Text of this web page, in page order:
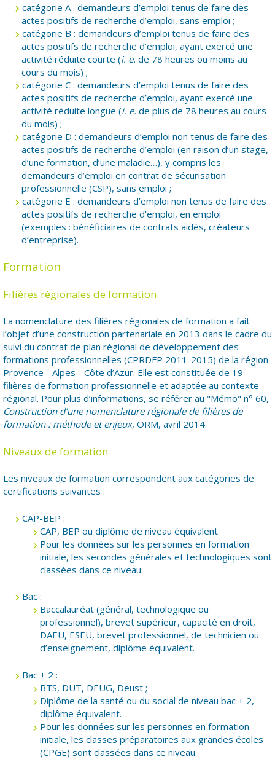
catégorie A : demandeurs d’emploi tenus de faire des
actes positifs de recherche d’emploi, sans emploi ;
catégorie B : demandeurs d’emploi tenus de faire des
actes positifs de recherche d’emploi, ayant exercé une
activité réduite courte (i. e. de 78 heures ou moins au
cours du mois) ;
catégorie C : demandeurs d’emploi tenus de faire des
actes positifs de recherche d’emploi, ayant exercé une
activité réduite longue (i. e. de plus de 78 heures au cours
du mois) ;
catégorie D : demandeurs d’emploi non tenus de faire des
actes positifs de recherche d’emploi (en raison d’un stage,
d’une formation, d’une maladie…), y compris les
demandeurs d’emploi en contrat de sécurisation
professionnelle (CSP), sans emploi ;
catégorie E : demandeurs d’emploi non tenus de faire des
actes positifs de recherche d’emploi, en emploi
(exemples : bénéficiaires de contrats aidés, créateurs
d’entreprise).
Formation
Filières régionales de formation
La nomenclature des filières régionales de formation a fait
l’objet d’une construction partenariale en 2013 dans le cadre du
suivi du contrat de plan régional de développement des
formations professionnelles (CPRDFP 2011-2015) de la région
Provence - Alpes - Côte d’Azur. Elle est constituée de 19
filières de formation professionnelle et adaptée au contexte
régional. Pour plus d’informations, se référer au "Mémo" n° 60,
Construction d’une nomenclature régionale de filières de
formation : méthode et enjeux, ORM, avril 2014.
Niveaux de formation
Les niveaux de formation correspondent aux catégories de
certifications suivantes :
CAP-BEP :
CAP, BEP ou diplôme de niveau équivalent.
Pour les données sur les personnes en formation
initiale, les secondes générales et technologiques sont
classées dans ce niveau.
Bac :
Baccalauréat (général, technologique ou
professionnel), brevet supérieur, capacité en droit,
DAEU, ESEU, brevet professionnel, de technicien ou
d’enseignement, diplôme équivalent.
Bac + 2 :
BTS, DUT, DEUG, Deust ;
Diplôme de la santé ou du social de niveau bac + 2,
diplôme équivalent.
Pour les données sur les personnes en formation
initiale, les classes préparatoires aux grandes écoles
(CPGE) sont classées dans ce niveau.